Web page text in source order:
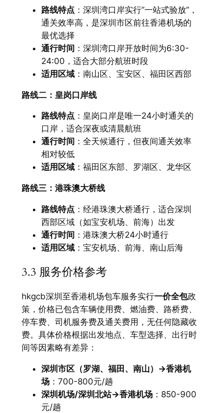
路线特点 ：深圳湾口岸实行”一站式验放”，
通关效率高，是深圳市区前往香港机场的
最优选择
通行时间 ：深圳湾口岸开放时间为6:30-
24:00，适合大部分航班时段
适用区域：南山区、宝安区、福田区西部
路线二：皇岗口岸线
路线特点 ：皇岗口岸是唯一24小时通关的
口岸，适合深夜或清晨航班
通行时间 ：全天候通行，但夜间通关效率
相对较低
适用区域：福田区东部、罗湖区、龙华区
路线三：港珠澳大桥线
路线特点 ：经港珠澳大桥通行，适合深圳
西部区域（如宝安机场、前海）出发
通行时间 ：港珠澳大桥24小时通行
适用区域：宝安机场、前海、南山后海
3.3 服务价格参考
hkgcb深圳至香港机场包车服务实行一价全包政
策，价格已包含车辆使用费、燃油费、路桥费、
停车费、司机服务费及通关费用，无任何隐藏收
费。具体价格根据出发地点、车型选择、出行时
间等因素略有差异：
深圳市区（罗湖、福田、南山）→香港机
场：700-800元/趟
深圳机场/深圳北站→香港机场：850-900
元/趟